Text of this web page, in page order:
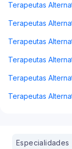
Terapeutas
Terapeutas
Terapeutas
Terapeutas
Terapeutas
Terapeutas
Especialidades